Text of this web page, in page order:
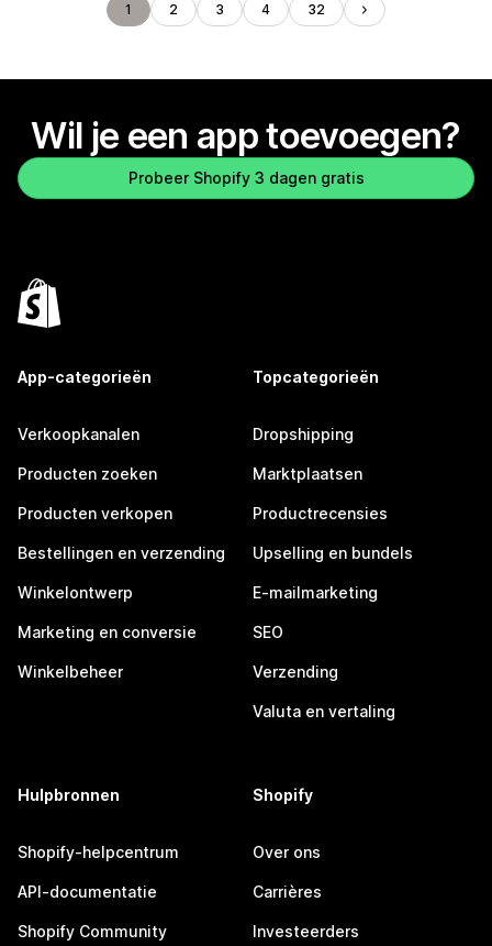
1 2 3 4 32
Wil je een app toevoegen?
Probeer Shopify 3 dagen gratis
App-categorieën
Verkoopkanalen
Producten zoeken
Producten verkopen
Bestellingen en verzending
Winkelontwerp
Marketing en conversie
Winkelbeheer
Topcategorieën
Dropshipping
Marktplaatsen
Productrecensies
Upselling en bundels
E-mailmarketing
SEO
Verzending
Valuta en vertaling
Hulpbronnen
Shopify-helpcentrum
API-documentatie
Shopify Community
Shopify
Over ons
Carrières
Investeerders